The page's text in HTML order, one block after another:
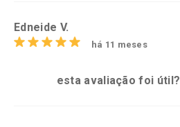
Edneide V.
há 11 meses
esta avaliação foi útil?